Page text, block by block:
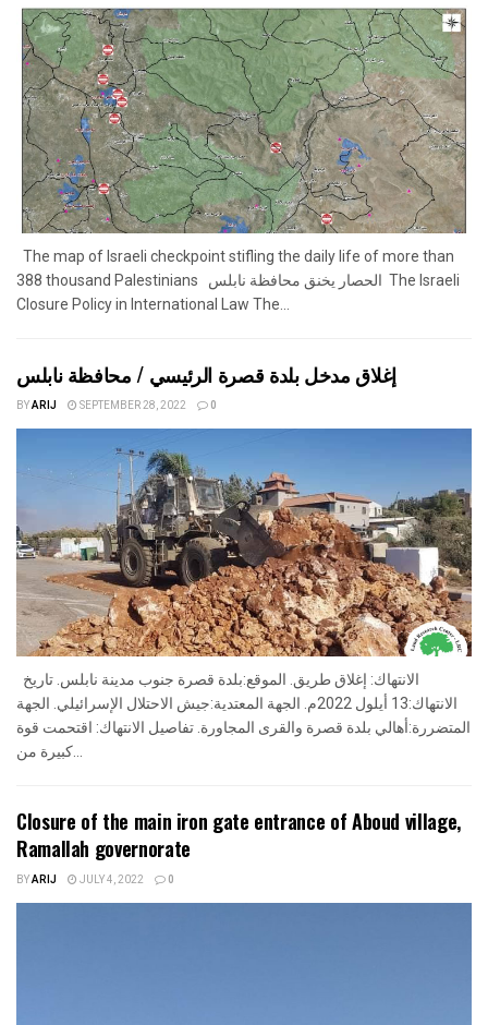
The map of Israeli checkpoint stifling the daily life of more than
388 thousand Palestinians الحصار يخنق محافظة نابلس The Israeli
Closure Policy in International Law The...
إغلاق مدخل بلدة قصرة الرئيسي / محافظة نابلس
BYARIJ SEPTEMBER 28, 2022 0
الانتهاك:13 أيلول 2022م. الجهة المعتدية:جيش الاحتلال الإسرائيلي. الجهة
المتضررة:أهالي بلدة قصرة والقرى المجاورة. تفاصيل الانتهاك: اقتحمت قوة
Closure of the main iron gate entrance of Aboud village,
Ramallah governorate
BYARIJ JULY 4, 2022 0